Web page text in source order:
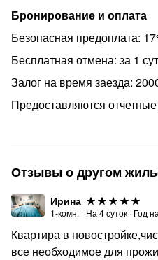
Бронирование и оплата
Безопасная предоплата:
Бесплатная отмена: за 1
Залог на время заезда:
Предоставляются
Отзывы о другом
Ирина
1-комн. · На 4суток · Год
Квартира в
все необходимое для